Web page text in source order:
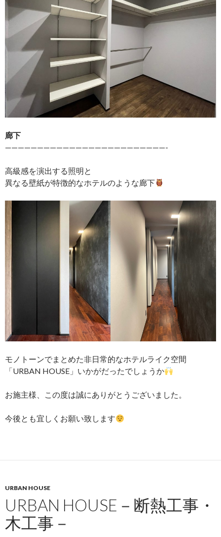
廊下
—————————————————————————-
高級感を演出する照明と
異なる壁紙が特徴的なホテルのような廊下
モノトーンでまとめた非日常的なホテルライク空間
「URBAN HOUSE」いかがだったでしょうか
お施主様、この度は誠にありがとうございました。
今後とも宜しくお願い致します
URBAN HOUSE
URBAN HOUSE－断熱工事・
木工事－